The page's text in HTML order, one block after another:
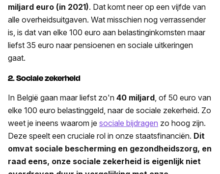
miljard euro (in 2021). Dat komt neer op een vijfde van
alle overheidsuitgaven. Wat misschien nog verrassender
is, is dat van elke 100 euro aan belastinginkomsten maar
liefst 35 euro naar pensioenen en sociale uitkeringen
gaat.
2. Sociale zekerheid
In België gaan maar liefst zo'n 40 miljard, of 50 euro van
elke 100 euro belastinggeld, naar de sociale zekerheid. Zo
weet je ineens waarom je sociale bijdragen zo hoog zijn.
Deze speelt een cruciale rol in onze staatsfinanciën. Dit
omvat sociale bescherming en gezondheidszorg, en
raad eens, onze sociale zekerheid is eigenlijk niet